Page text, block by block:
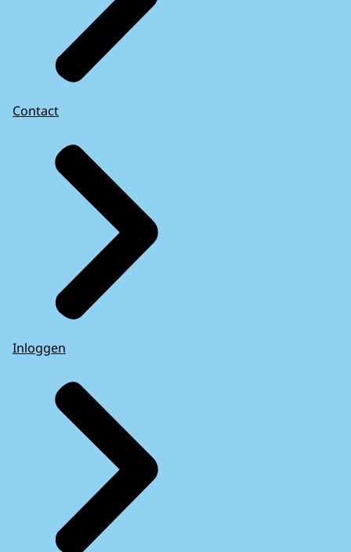
Contact
Inloggen